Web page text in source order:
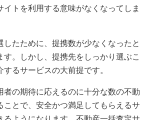
イトを利用する意味がなくなってしま
したために、提携数が少なくなったと
す。しかし、提携先をしっかり選ぶこ
するサービスの大前提です。
者の期待に応えるのに十分な数の不動
ことで、安全かつ満足してもらえるサ